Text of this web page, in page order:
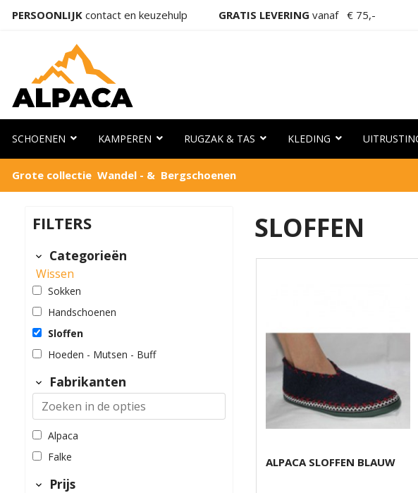
PERSOONLIJK contact en keuzehulp GRATIS LEVERING vanaf € 75,-
SCHOENEN KAMPEREN RUGZAK & TAS KLEDING
Grote collectie Wandel - & Bergschoenen
FILTERS
Categorieën
Wissen
Sokken
Handschoenen
Sloffen
Hoeden - Mutsen - Buff
Fabrikanten
Alpaca
Falke
Prijs
SLOFFEN
ALPACA SLOFFEN BLAUW